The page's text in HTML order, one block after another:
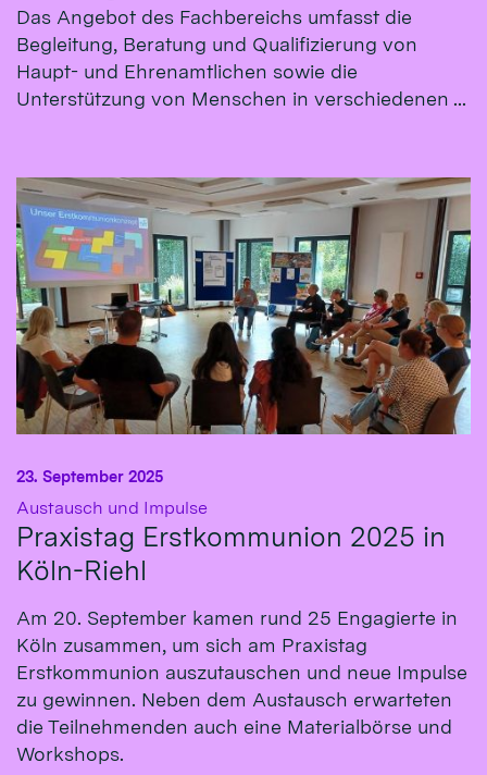
Das Angebot des Fachbereichs umfasst die
Begleitung, Beratung und Qualifizierung von
Haupt- und Ehrenamtlichen sowie die
Unterstützung von Menschen in verschiedenen ...
Austausch und Impulse
Praxistag Erstkommunion 2025 in
Köln-Riehl
23. September 2025
Am 20. September kamen rund 25 Engagierte in
Köln zusammen, um sich am Praxistag
Erstkommunion auszutauschen und neue Impulse
zu gewinnen. Neben dem Austausch erwarteten
die Teilnehmenden auch eine Materialbörse und
Workshops.